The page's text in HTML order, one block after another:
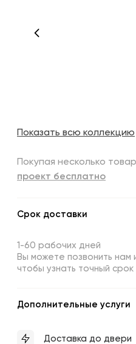
Показать всю коллекцию
Покупая несколько
проект бесплатно
Срок доставки
1-60 рабочих дней
Вы можете позвонить нам
чтобы узнать точный срок
Дополнительные услуги
Доставка до двери